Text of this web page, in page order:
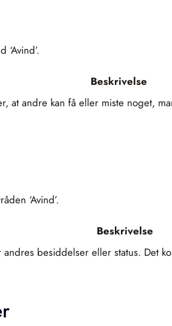
Beskrivelse
at andre kan få eller miste noget,
‘Avind’.
Beskrivelse
besiddelser eller status. Det